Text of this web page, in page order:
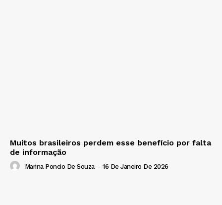
Muitos brasileiros perdem esse benefício por falta
de informação
Marina Poncio De Souza - 16 De Janeiro De 2026